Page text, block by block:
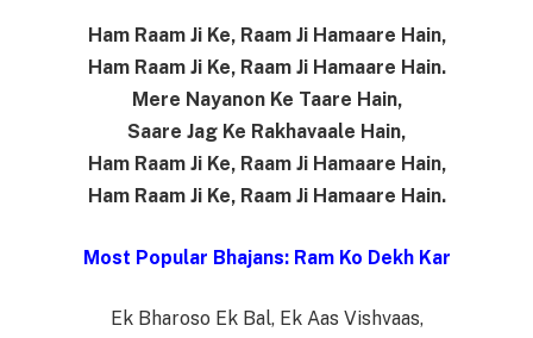
Ham Raam Ji Ke, Raam Ji Hamaare Hain,
Ham Raam Ji Ke, Raam Ji Hamaare Hain.
Mere Nayanon Ke Taare Hain,
Saare Jag Ke Rakhavaale Hain,
Ham Raam Ji Ke, Raam Ji Hamaare Hain,
Ham Raam Ji Ke, Raam Ji Hamaare Hain.
Most Popular Bhajans: Ram Ko Dekh Kar
Ek Bharoso Ek Bal, Ek Aas Vishvaas,